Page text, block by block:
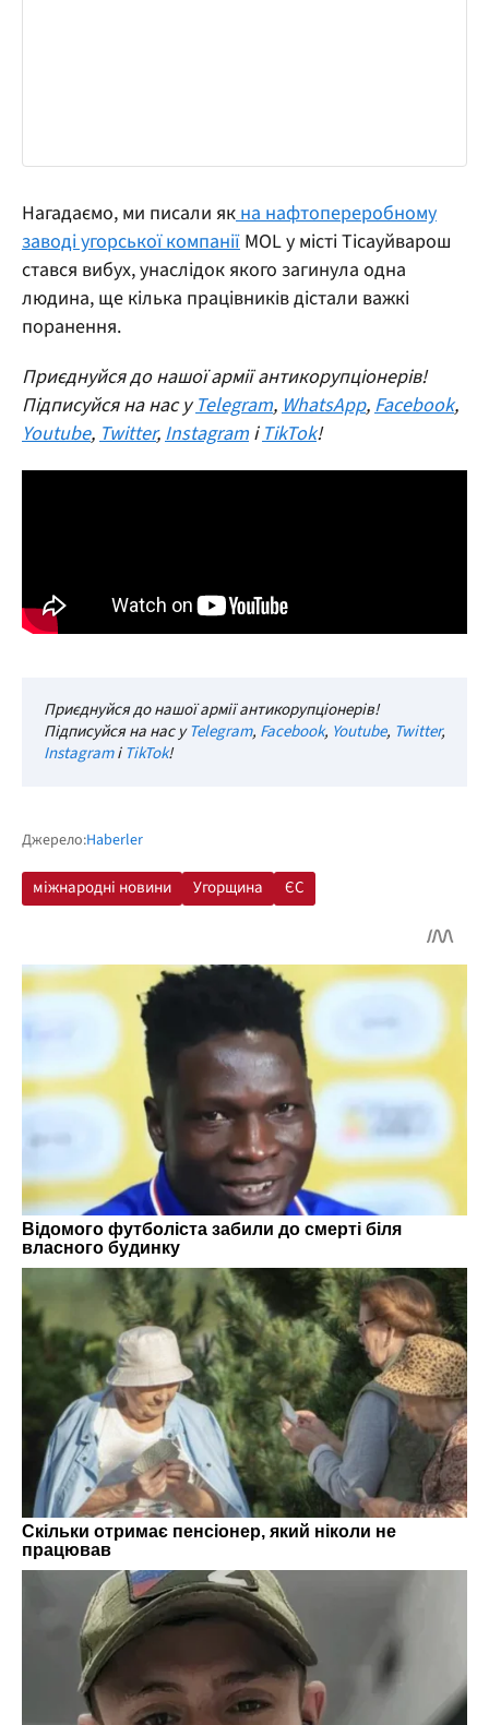
Нагадаємо, ми писали як на нафтопереробному
заводі угорської компанії MOL у місті Тісауйварош
стався вибух, унаслідок якого загинула одна
людина, ще кілька працівників дістали важкі
поранення.
Приєднуйся до нашої армії антикорупціонерів!
Підписуйся на нас уTelegram, WhatsApp, Facebook,
Youtube, Twitter, Instagram і TikTok!
Приєднуйся до нашої армії антикорупціонерів!
Підписуйся на нас уTelegram, Facebook, Youtube, Twitter,
InstagramіTikTok!
Джерело:Haberler
міжнародні новини Угорщина ЄС